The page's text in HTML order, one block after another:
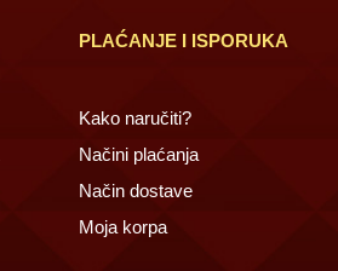
PLAĆANJE I ISPORUKA
Kako naručiti?
Načini plaćanja
Način dostave
Moja korpa